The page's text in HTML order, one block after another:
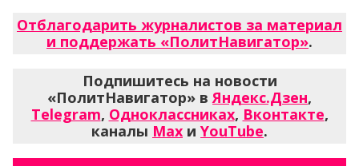
Отблагодарить журналистов за материал
и поддержать «ПолитНавигатор».
Подпишитесь на новости
«ПолитНавигатор» вЯндекс.Дзен,
Telegram, Одноклассниках, Вконтакте,
каналы Max и YouTube.